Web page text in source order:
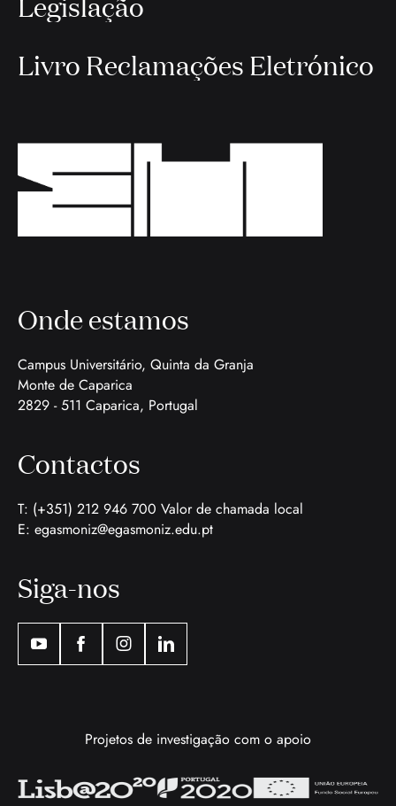
Livro Reclamações Eletrónico
Onde estamos
Campus Universitário, Quinta da Granja
Monte de Caparica
2829 - 511 Caparica, Portugal
Contactos
T: (+351) 212 946 700 Valor de chamada local
E: egasmoniz@egasmoniz.edu.pt
Siga-nos
Projetos de investigação com o apoio